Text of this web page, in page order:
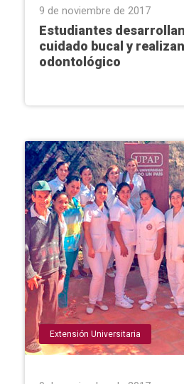
9 de noviembre de 2017
Estudiantes
cuidado bucal y
odontológico
Extensión Universitaria